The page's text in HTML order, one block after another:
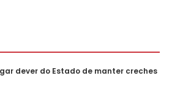
dever do Estado de manter creches